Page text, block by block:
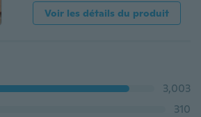
Voir les détails du produit
3,003
310